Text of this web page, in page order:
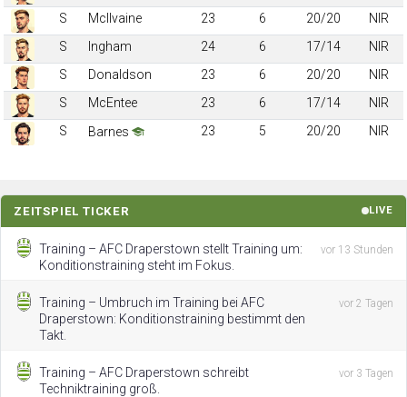
S
McIlvaine 23 6 20/20
NIR
S
Ingham 24 6 17/14
NIR
S
Donaldson 23 6 20/20
NIR
S
McEntee 23 6 17/14
NIR
S
Barnes 23 5 20/20 NIR
ZEITSPIEL TICKER LIVE
Training – AFC Draperstown stellt Training um:
Konditionstraining steht im Fokus.
vor 13 Stunden
Training – Umbruch im Training bei AFC
Draperstown: Konditionstraining bestimmt den
Takt.
vor 2 Tagen
Training – AFC Draperstown schreibt
Techniktraining groß.
vor 3 Tagen